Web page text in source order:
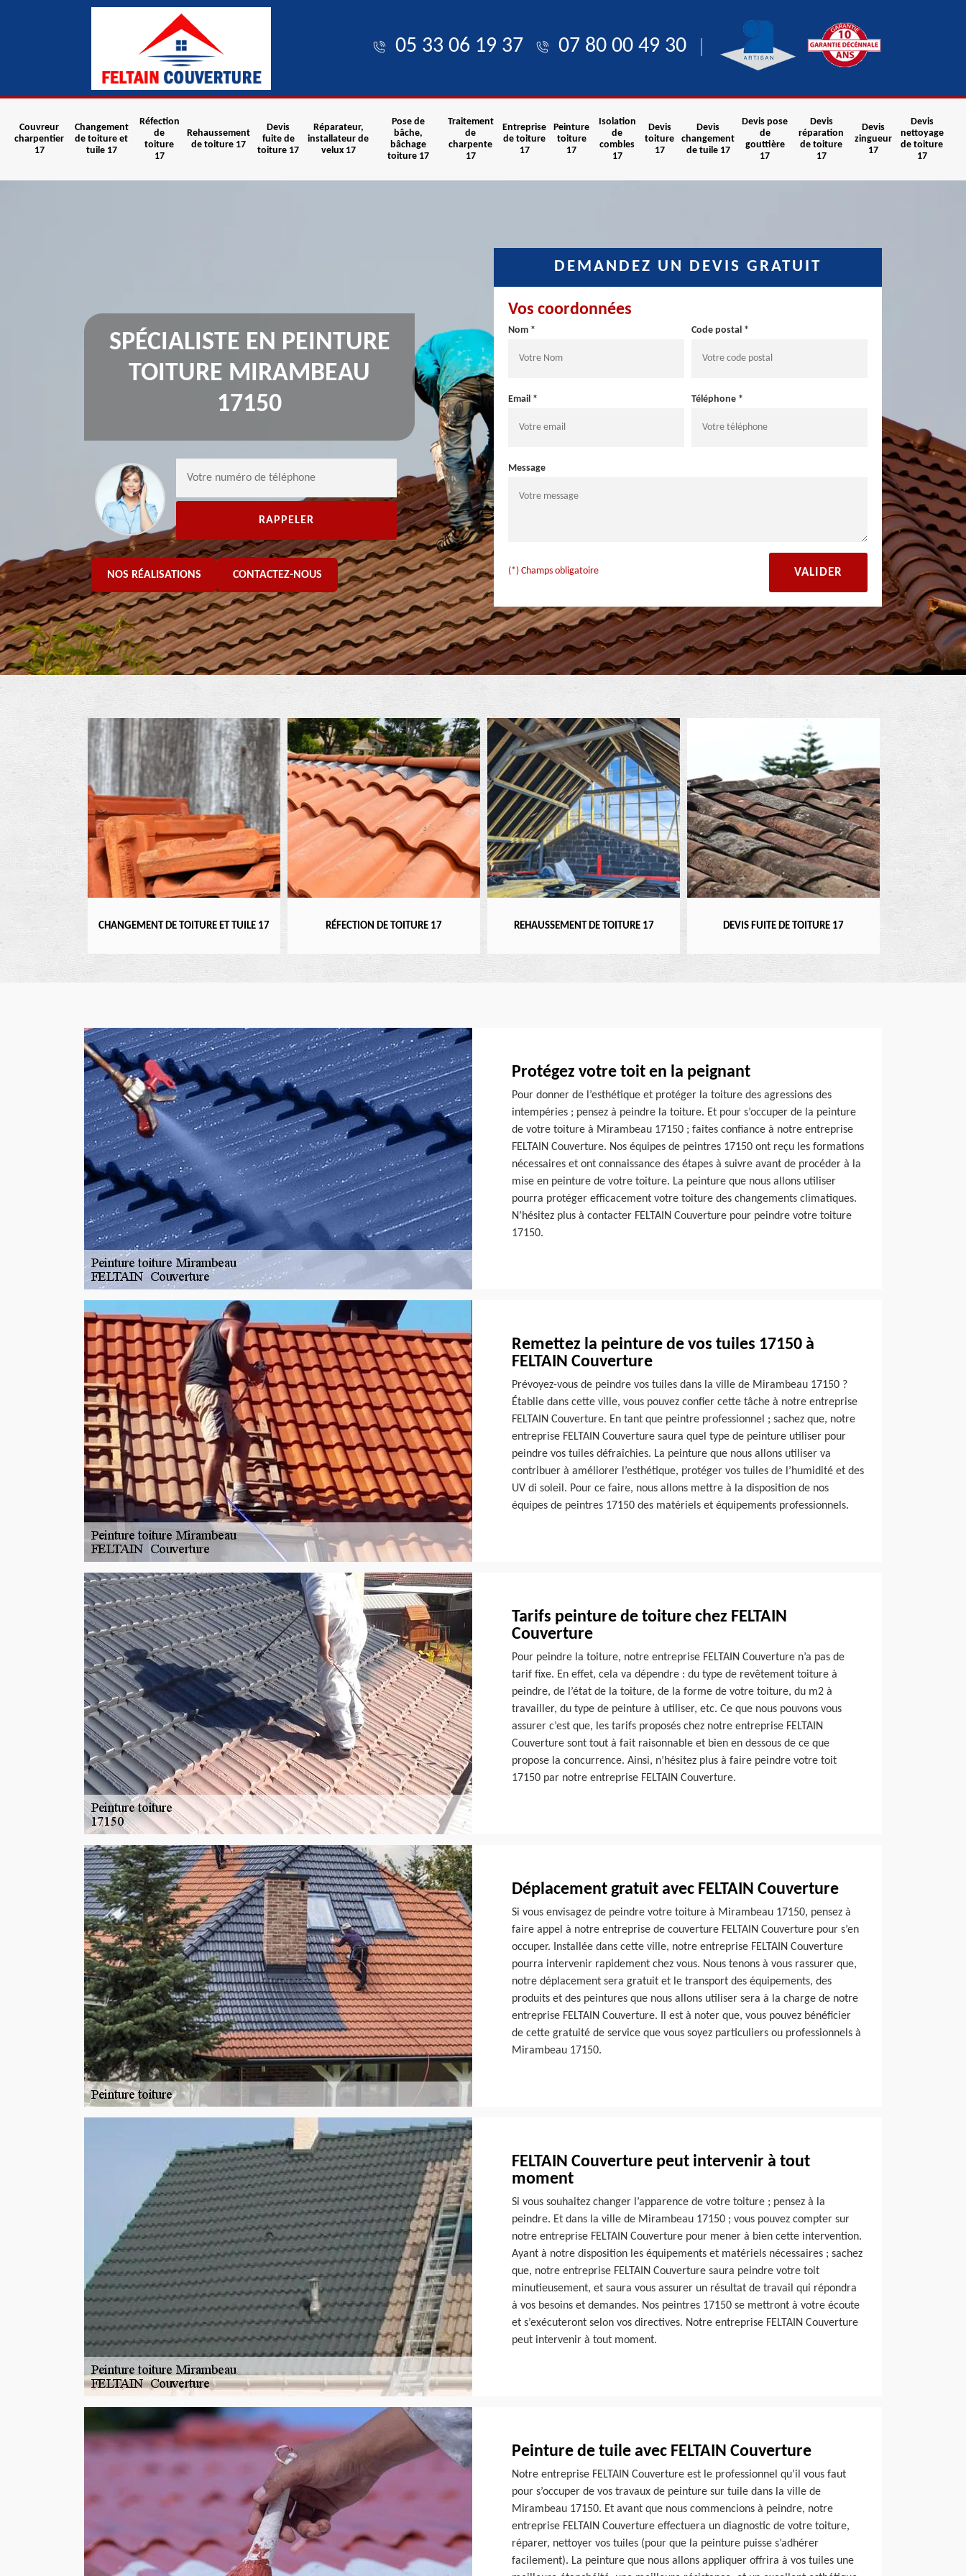
05 33 06 19 37 07 80 00 49 30
Couvreur
charpentier
17
Changement
de toiture et
tuile 17
Réfection
de
toiture
17
Rehaussement
de toiture 17
Devis
fuite de
toiture 17
Réparateur,
installateur de
velux 17
Pose de
bâche,
bâchage
toiture 17
Traitement
de
charpente
17
Entreprise
de toiture
17
Peinture
toiture
17
Isolation
de
combles
17
Devis
toiture
17
Devis
changement
de tuile 17
Devis pose
de
gouttière
17
Devis
réparation
de toiture
17
Devis
zingueur
17
Devis
nettoyage
de toiture
17
SPÉCIALISTE EN PEINTURE
TOITURE MIRAMBEAU
17150
NOS RÉALISATIONS CONTACTEZ-NOUS
DEMANDEZ UN DEVIS GRATUIT
Vos coordonnées
Nom * Code postal *
Email * Téléphone *
Message
(*) Champs obligatoire
CHANGEMENT DE TOITURE ET TUILE 17 RÉFECTION DE TOITURE 17 REHAUSSEMENT DE TOITURE 17 DEVIS FUITE DE TOITURE 17
RÉPARATEUR,
Protégez votre toit en la peignant
Pour donner de l’esthétique et protéger la toiture des agressions des
intempéries ; pensez à peindre la toiture. Et pour s’occuper de la peinture
de votre toiture à Mirambeau 17150 ; faites confiance à notre entreprise
FELTAIN Couverture. Nos équipes de peintres 17150 ont reçu les formations
nécessaires et ont connaissance des étapes à suivre avant de procéder à la
mise en peinture de votre toiture. La peinture que nous allons utiliser
pourra protéger efficacement votre toiture des changements climatiques.
N’hésitez plus à contacter FELTAIN Couverture pour peindre votre toiture
17150.
Remettez la peinture de vos tuiles 17150 à
FELTAIN Couverture
Prévoyez-vous de peindre vos tuiles dans la ville de Mirambeau 17150 ?
Établie dans cette ville, vous pouvez confier cette tâche à notre entreprise
FELTAIN Couverture. En tant que peintre professionnel ; sachez que, notre
entreprise FELTAIN Couverture saura quel type de peinture utiliser pour
peindre vos tuiles défraîchies. La peinture que nous allons utiliser va
contribuer à améliorer l’esthétique, protéger vos tuiles de l’humidité et des
UV di soleil. Pour ce faire, nous allons mettre à la disposition de nos
équipes de peintres 17150 des matériels et équipements professionnels.
Tarifs peinture de toiture chez FELTAIN
Couverture
Pour peindre la toiture, notre entreprise FELTAIN Couverture n’a pas de
tarif fixe. En effet, cela va dépendre : du type de revêtement toiture à
peindre, de l’état de la toiture, de la forme de votre toiture, du m2 à
travailler, du type de peinture à utiliser, etc. Ce que nous pouvons vous
assurer c’est que, les tarifs proposés chez notre entreprise FELTAIN
Couverture sont tout à fait raisonnable et bien en dessous de ce que
propose la concurrence. Ainsi, n’hésitez plus à faire peindre votre toit
17150 par notre entreprise FELTAIN Couverture.
Déplacement gratuit avec FELTAIN Couverture
Si vous envisagez de peindre votre toiture à Mirambeau 17150, pensez à
faire appel à notre entreprise de couverture FELTAIN Couverture pour s’en
occuper. Installée dans cette ville, notre entreprise FELTAIN Couverture
pourra intervenir rapidement chez vous. Nous tenons à vous rassurer que,
notre déplacement sera gratuit et le transport des équipements, des
produits et des peintures que nous allons utiliser sera à la charge de notre
entreprise FELTAIN Couverture. Il est à noter que, vous pouvez bénéficier
de cette gratuité de service que vous soyez particuliers ou professionnels à
Mirambeau 17150.
FELTAIN Couverture peut intervenir à tout
moment
Si vous souhaitez changer l’apparence de votre toiture ; pensez à la
peindre. Et dans la ville de Mirambeau 17150 ; vous pouvez compter sur
notre entreprise FELTAIN Couverture pour mener à bien cette intervention.
Ayant à notre disposition les équipements et matériels nécessaires ; sachez
que, notre entreprise FELTAIN Couverture saura peindre votre toit
minutieusement, et saura vous assurer un résultat de travail qui répondra
à vos besoins et demandes. Nos peintres 17150 se mettront à votre écoute
et s’exécuteront selon vos directives. Notre entreprise FELTAIN Couverture
peut intervenir à tout moment.
Peinture de tuile avec FELTAIN Couverture
Notre entreprise FELTAIN Couverture est le professionnel qu’il vous faut
pour s’occuper de vos travaux de peinture sur tuile dans la ville de
Mirambeau 17150. Et avant que nous commencions à peindre, notre
entreprise FELTAIN Couverture effectuera un diagnostic de votre toiture,
réparer, nettoyer vos tuiles (pour que la peinture puisse s’adhérer
facilement). La peinture que nous allons appliquer offrira à vos tuiles une